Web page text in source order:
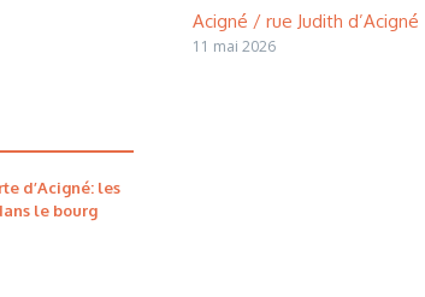
Acigné / rue Judith d’Acigné
11 mai 2026
d’Acigné: les
le bourg